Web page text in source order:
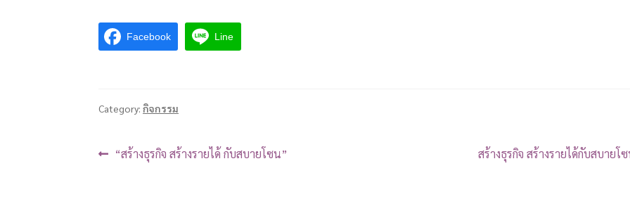
Facebook Line
Category:กิจกรรม
“สร้างธุรกิจ สร้างรายได้ กับสบายโซน” สร้างธุรกิจ สร้างรายได้กับสบายโ